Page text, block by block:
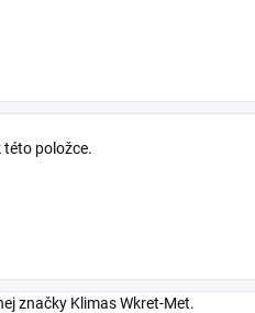
této položce.
značky Klimas Wkret-Met.